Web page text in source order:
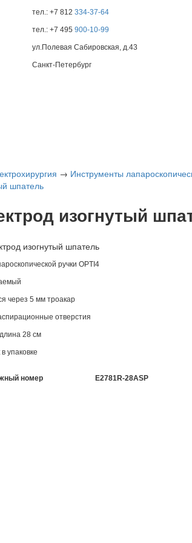
тел.: +7 812 334-37-64
тел.: +7 495 900-10-99
ул.Полевая Сабировская, д.43
Санкт-Петербург
→ Инструменты
шпатель
изогнутый
ручки OPTI4
через 5 мм троакар
отверстия
28 см
упаковке
номер E2781R-28ASP